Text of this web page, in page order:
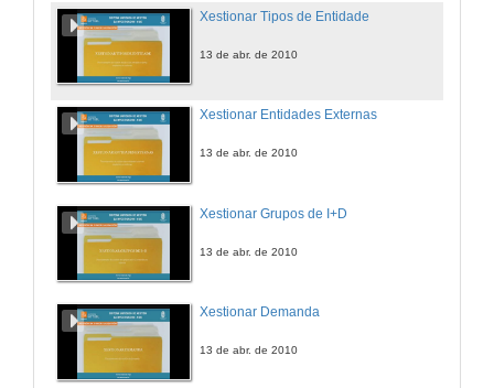
Xestionar Tipos de Entidade
13 de abr. de 2010
Xestionar Entidades Externas
13 de abr. de 2010
Xestionar Grupos de I+D
13 de abr. de 2010
Xestionar Demanda
13 de abr. de 2010